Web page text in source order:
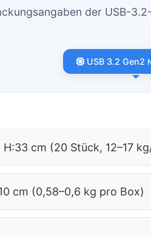
der USB-
USB 3.2 Gen2
cm (20 Stück, 12–17
cm (0,58–0,6 kg pro Box)